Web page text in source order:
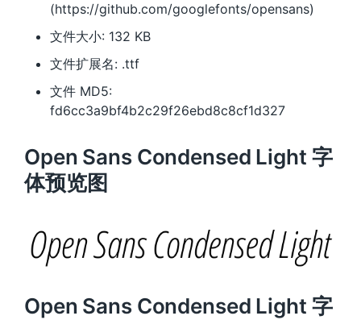
(https://github.com/googlefonts/opensans)
文件大小: 132 KB
文件扩展名: .ttf
文件 MD5:
fd6cc3a9bf4b2c29f26ebd8c8cf1d327
Open Sans Condensed Light 字
体预览图
Open Sans Condensed Light 字